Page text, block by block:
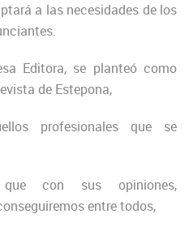
a las necesidades de los
Editora, se planteó como
de Estepona,
profesionales que se
que con sus opiniones,
entre todos,